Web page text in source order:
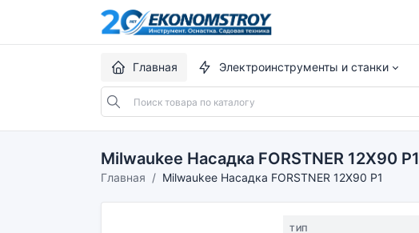
Главная Электроинструменты и станки
Milwaukee Насадка FORSTNER 12X90 P1
Главная Milwaukee Насадка FORSTNER 12X90 P1
ТИП